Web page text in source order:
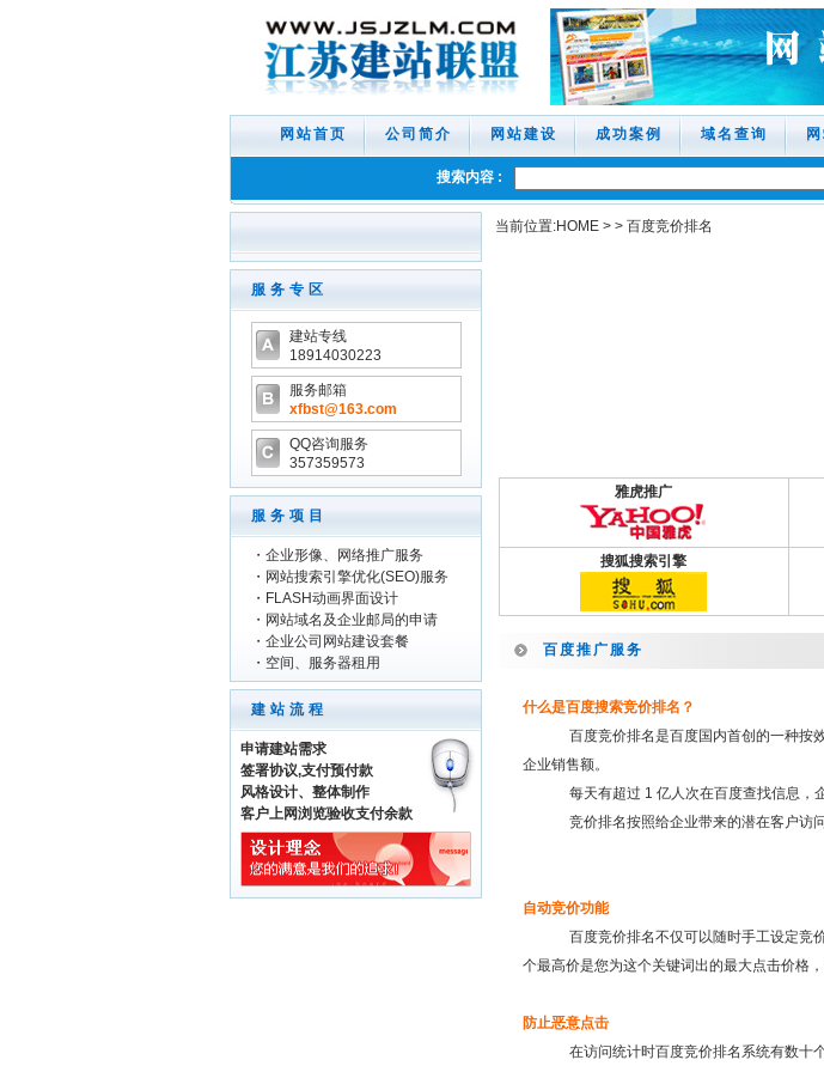
网站首页 公司简介 网站建设 成功案例 域名查询
搜索内容 :
服务专区
建站专线
18914030223
服务邮箱
xfbst@163.com
QQ咨询服务
357359573
服务项目
・ 企业形像、网络推广服务
・ 网站搜索引擎优化(SEO)服务
・ FLASH动画界面设计
・ 网站域名及企业邮局的申请
・ 企业公司网站建设套餐
・ 空间、服务器租用
建站流程
申请建站需求
签署协议,支付预付款
风格设计、整体制作
客户上网浏览验收支付余款
当前位置:HOME > > 百度竞价排名
雅虎推广
搜狐搜索引擎
百度推广服务
什么是百度搜索竞价排名？
百度竞价排名是百度国内首创的一种按效
企业销售额。
每天有超过 1 亿人次在百度查找信息，企
竞价排名按照给企业带来的潜在客户访问
自动竞价功能
百度竞价排名不仅可以随时手工设定竞价
个最高价是您为这个关键词出的最大点击价格
防止恶意点击
在访问统计时百度竞价排名系统有数十个